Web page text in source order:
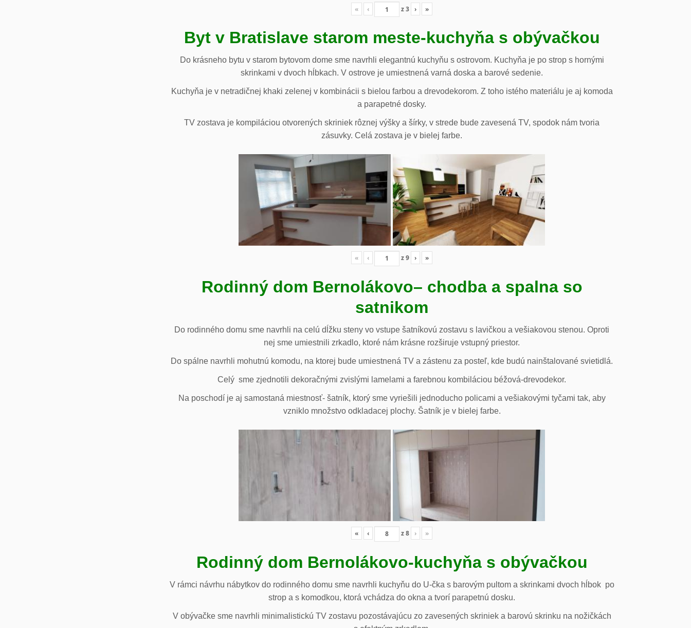
« ‹ z3 › »
Byt v Bratislave starom meste-kuchyňa s obývačkou
Do krásneho bytu v starom bytovom dome sme navrhli elegantnú kuchyňu s ostrovom. Kuchyňa je po strop s hornými
skrinkami v dvoch hĺbkach. V ostrove je umiestnená varná doska a barové sedenie.
Kuchyňa je v netradičnej khaki zelenej v kombinácii s bielou farbou a drevodekorom. Z toho istého materiálu je aj komoda
a parapetné dosky.
TV zostava je kompiláciou otvorených skriniek rôznej výšky a šírky, v strede bude zavesená TV, spodok nám tvoria
zásuvky. Celá zostava je v bielej farbe.
« ‹ z9 › »
Rodinný dom Bernolákovo– chodba a spalna so
satnikom
Do rodinného domu sme navrhli na celú dĺžku steny vo vstupe šatníkovú zostavu s lavičkou a vešiakovou stenou. Oproti
nej sme umiestnili zrkadlo, ktoré nám krásne rozširuje vstupný priestor.
Do spálne navrhli mohutnú komodu, na ktorej bude umiestnená TV a zástenu za posteľ, kde budú nainštalované svietidlá.
Celý sme zjednotili dekoračnými zvislými lamelami a farebnou kombiláciou béžová-drevodekor.
Na poschodí je aj samostaná miestnosť- šatník, ktorý sme vyriešili jednoducho policami a vešiakovými tyčami tak, aby
vzniklo množstvo odkladacej plochy. Šatník je v bielej farbe.
« ‹ z8 › »
Rodinný dom Bernolákovo-kuchyňa s obývačkou
V rámci návrhu nábytkov do rodinného domu sme navrhli kuchyňu do U-čka s barovým pultom a skrinkami dvoch hĺbok po
strop a s komodkou, ktorá vchádza do okna a tvorí parapetnú dosku.
V obývačke sme navrhli minimalistickú TV zostavu pozostávajúcu zo zavesených skriniek a barovú skrinku na nožičkách